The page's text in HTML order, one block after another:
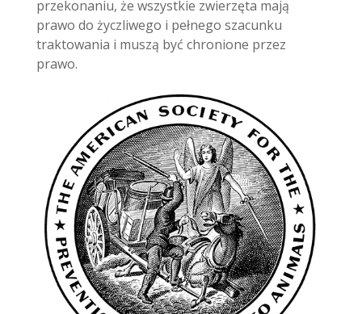
przekonaniu, że wszystkie zwierzęta mają
prawo do życzliwego i pełnego szacunku
traktowania i muszą być chronione przez
prawo.